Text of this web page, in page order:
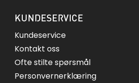
KUNDESERVICE
Kundeservice
Kontakt oss
Ofte stilte spørsmål
Personvernerklæring